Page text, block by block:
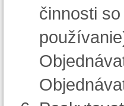
činnosti